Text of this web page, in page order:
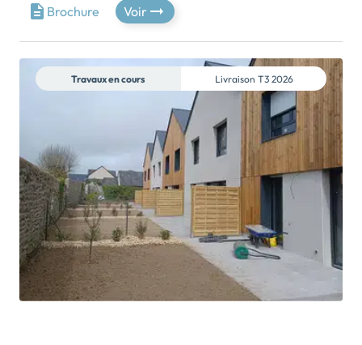
neuf, et d'une disponibilité immédiate !PTZ POSSIBLE
POUR HABITER - ELIGIBLE AU DISPOSITIF
JEANBRUN (idéal investisseurs)Située à proximité
immédiate de la rue de Nantes et de ses commerces
et des transports en commun, notre résidence EOR
de 16 logements, conjugue intimité et proximité.Nos
logements de Type 3 offrent des volumes généreux
avec une surface minimale de 70 m². La plupart de
ces appartements bénéficient de pièces de vie
spacieuses d'au moins 30 m², de chambres allant de
10 à 12 m², ainsi que de nombreux espaces de
rangements (buanderie, placards…)Chaque
appartement dispose d'une place de stationnement
sécurisée en sous-sol.La résidence bénéficie
également d'un grand local vélo / poussette, et de
boites […] Voir le programme immobilier neuf >>
Brochure Voir
Travaux en cours Livraison T3 2026